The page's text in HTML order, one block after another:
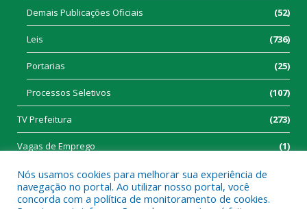
Demais Publicações Oficiais (52)
Leis (736)
Portarias (25)
Processos Seletivos (107)
TV Prefeitura (273)
Vagas de Emprego (1)
Nós usamos cookies para melhorar sua experiência de
navegação no portal. Ao utilizar nosso portal, você
concorda com a política de monitoramento de cookies.